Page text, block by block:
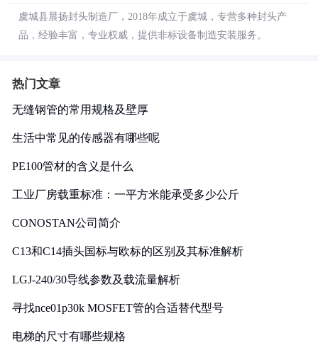
虞城县晨扬封头制造厂，2018年成立于虞城，专营多种封头产
品，经验丰富，专业权威，提供非标设备制造安装服务。
热门文章
无缝钢管的常用规格及壁厚
生活中常见的传感器有哪些呢
PE100管材的含义是什么
工业厂房载重标准：一平方米能承受多少公斤
CONOSTAN公司简介
C13和C14插头国标与欧标的区别及其标准解析
LGJ-240/30导线参数及载流量解析
寻找nce01p30k MOSFET管的合适替代型号
电梯的尺寸有哪些规格